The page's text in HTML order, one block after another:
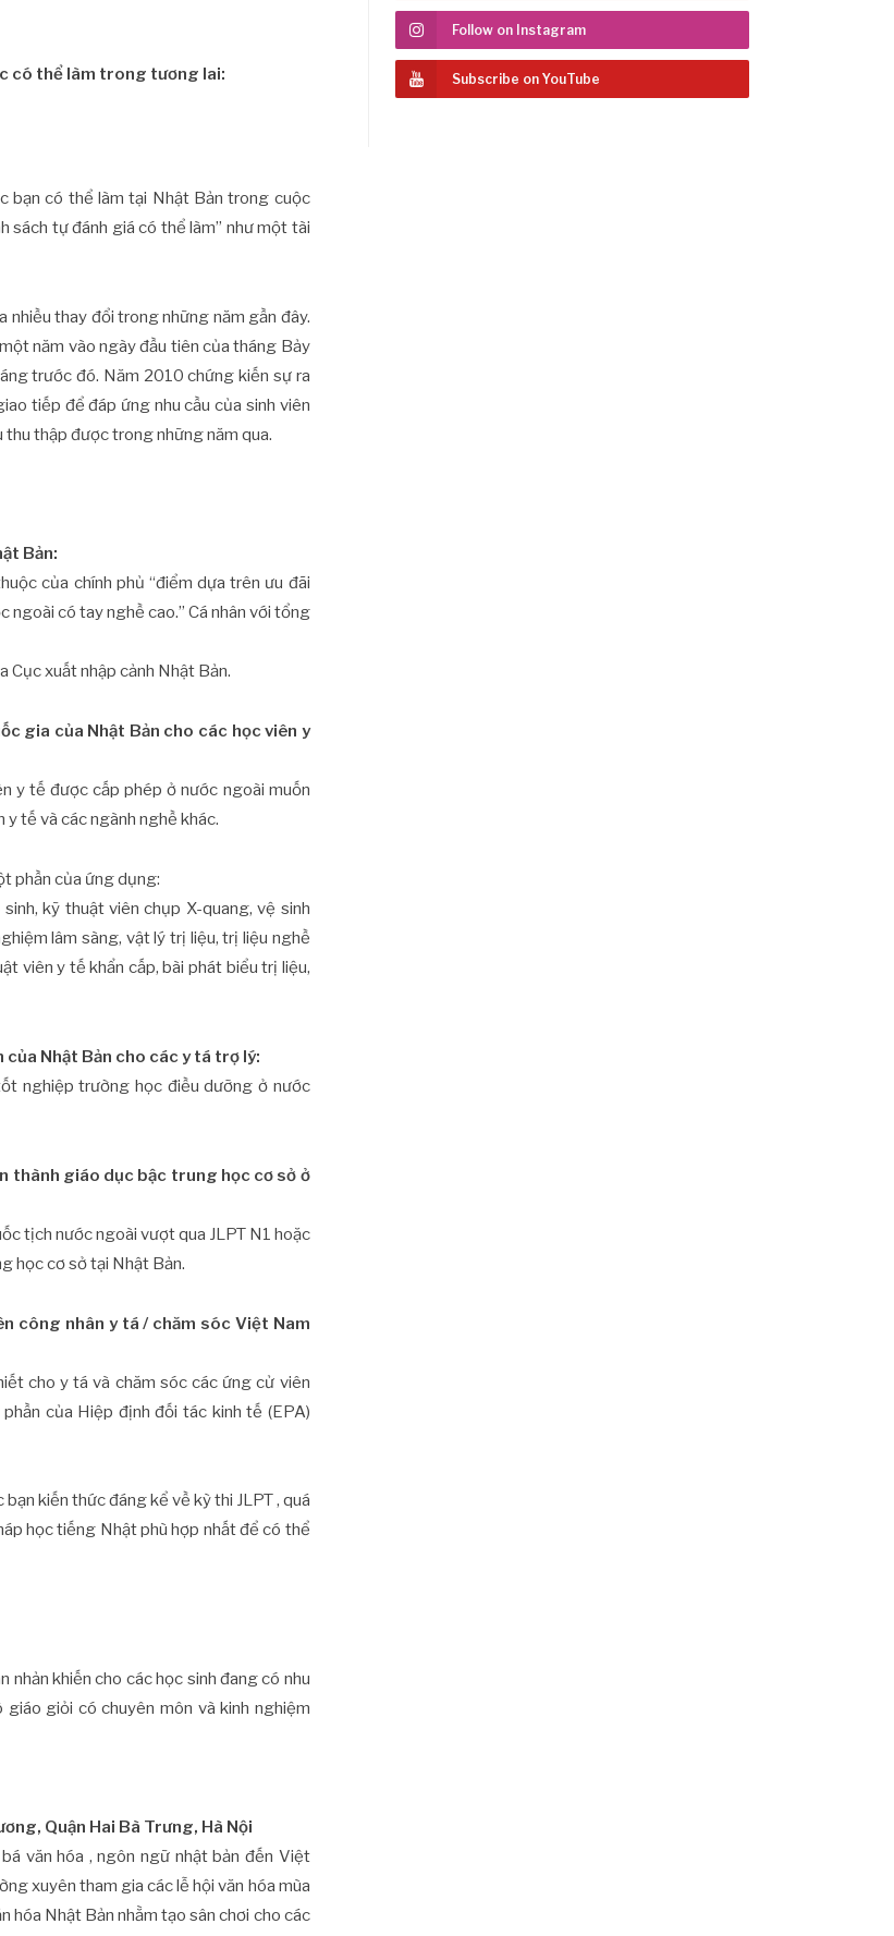
có thể làm trong tương lai:
bạn có thể làm tại Nhật Bản trong cuộc
sách tự đánh giá có thể làm” như một tài
nhiều thay đổi trong những năm gần đây.
năm vào ngày đầu tiên của tháng Bảy
trước đó. Năm 2010 chứng kiến sự ra
tiếp để đáp ứng nhu cầu của sinh viên
thập được trong những năm qua.
Bản:
của chính phủ “điểm dựa trên ưu đãi
ngoài có tay nghề cao.” Cá nhân với tổng
xuất nhập cảnh Nhật Bản.
gia của Nhật Bản cho các học viên y
y tế được cấp phép ở nước ngoài muốn
tế và các ngành nghề khác.
phần của ứng dụng:
kỹ thuật viên chụp X-quang, vệ sinh
lâm sàng, vật lý trị liệu, trị liệu nghề
viên y tế khẩn cấp, bài phát biểu trị liệu,
Nhật Bản cho các y tá trợ lý:
nghiệp trường học điều dưỡng ở nước
thành giáo dục bậc trung học cơ sở ở
tịch nước ngoài vượt qua JLPT N1 hoặc
học cơ sở tại Nhật Bản.
công nhân y tá / chăm sóc Việt Nam
cho y tá và chăm sóc các ứng cử viên
của Hiệp định đối tác kinh tế (EPA)
kiến thức đáng kể về kỳ thi JLPT , quá
học tiếng Nhật phù hợp nhất để có thể
nhản khiến cho các học sinh đang có nhu
giỏi có chuyên môn và kinh nghiệm
Quận Hai Bà Trưng, Hà Nội
văn hóa , ngôn ngữ nhật bản đến Việt
xuyên tham gia các lễ hội văn hóa mùa
hóa Nhật Bản nhằm tạo sân chơi cho các
Follow on Instagram
Subscribe on YouTube